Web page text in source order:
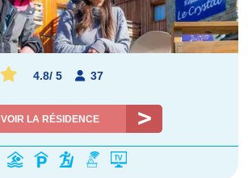
4.8/ 5 37
VOIR LA RÉSIDENCE